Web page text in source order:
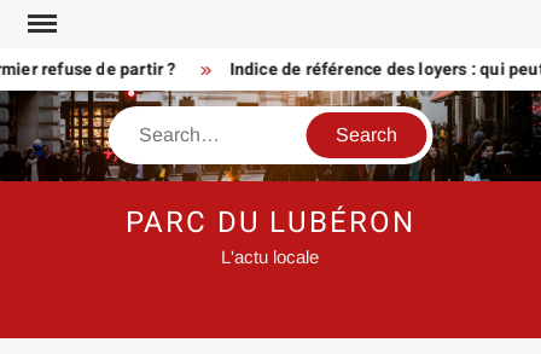
Skip
contentrefuse de partir ? Indice de référence des loyers : qui
Search
PARC DU LUBÉRON
L'actu locale